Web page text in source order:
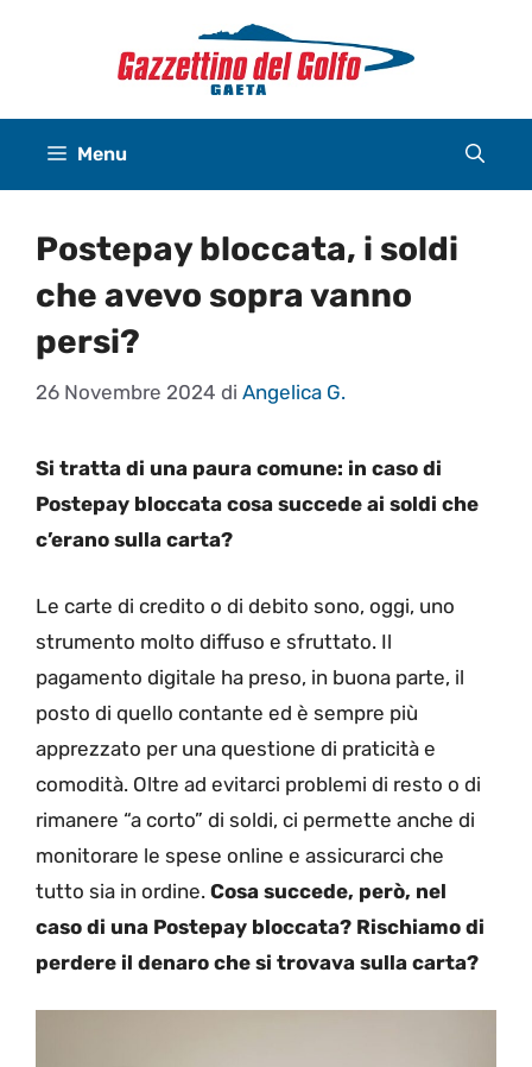
Menu
Postepay bloccata, i soldi
che avevo sopra vanno
persi?
26 Novembre 2024 di Angelica G.
Si tratta di una paura comune: in caso di
Postepay bloccata cosa succede ai soldi che
c’erano sulla carta?
Le carte di credito o di debito sono, oggi, uno
strumento molto diffuso e sfruttato. Il
pagamento digitale ha preso, in buona parte, il
posto di quello contante ed è sempre più
apprezzato per una questione di praticità e
comodità. Oltre ad evitarci problemi di resto o di
rimanere “a corto” di soldi, ci permette anche di
monitorare le spese online e assicurarci che
tutto sia in ordine. Cosa succede, però, nel
caso di una Postepay bloccata? Rischiamo di
perdere il denaro che si trovava sulla carta?